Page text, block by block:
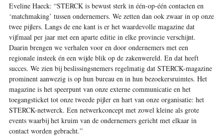
Eveline Haeck: “STERCK is bewust sterk in één-op-één contacten en
‘matchmaking’ tussen ondernemers. We zetten dan ook zwaar in op onze
twee pijlers. Langs de ene kant is er het waardevolle magazine dat
vijfmaal per jaar met een aparte editie in elke provincie verschijnt.
Daarin brengen we verhalen voor en door ondernemers met een
regionale insteek én een wijde blik op de zakenwereld. En dat heeft
succes. We zien bij beslissingsnemers regelmatig dat STERCK-magazine
prominent aanwezig is op hun bureau en in hun bezoekersruimtes. Het
magazine is het speerpunt van onze externe communicatie en het
toegangsticket tot onze tweede pijler en hart van onze organisatie: het
STERCK-netwerck. Een netwerkconcept met zowel kleine als grote
events waarbij het kruim van de ondernemers gericht met elkaar in
contact worden gebracht.”